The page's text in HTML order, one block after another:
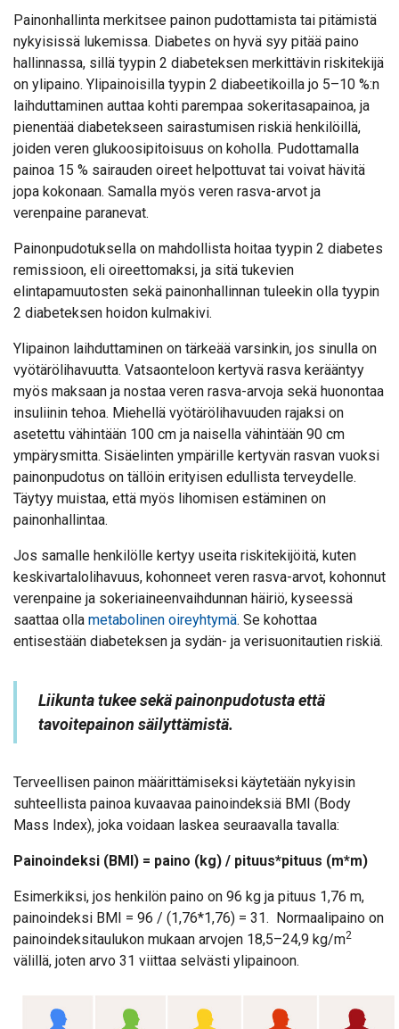
Painonhallinta merkitsee painon pudottamista tai pitämistä
nykyisissä lukemissa. Diabetes on hyvä syy pitää paino
hallinnassa, sillä tyypin 2 diabeteksen merkittävin riskitekijä
on ylipaino. Ylipainoisilla tyypin 2 diabeetikoilla jo 5–10 %:n
laihduttaminen auttaa kohti parempaa sokeritasapainoa, ja
pienentää diabetekseen sairastumisen riskiä henkilöillä,
joiden veren glukoosipitoisuus on koholla. Pudottamalla
painoa 15 % sairauden oireet helpottuvat tai voivat hävitä
jopa kokonaan. Samalla myös veren rasva-arvot ja
verenpaine paranevat.
Painonpudotuksella on mahdollista hoitaa tyypin 2 diabetes
remissioon, eli oireettomaksi, ja sitä tukevien
elintapamuutosten sekä painonhallinnan tuleekin olla tyypin
2 diabeteksen hoidon kulmakivi.
Ylipainon laihduttaminen on tärkeää varsinkin, jos sinulla on
vyötärölihavuutta. Vatsaonteloon kertyvä rasva kerääntyy
myös maksaan ja nostaa veren rasva-arvoja sekä huonontaa
insuliinin tehoa. Miehellä vyötärölihavuuden rajaksi on
asetettu vähintään 100 cm ja naisella vähintään 90 cm
ympärysmitta. Sisäelinten ympärille kertyvän rasvan vuoksi
painonpudotus on tällöin erityisen edullista terveydelle.
Täytyy muistaa, että myös lihomisen estäminen on
painonhallintaa.
Jos samalle henkilölle kertyy useita riskitekijöitä, kuten
keskivartalolihavuus, kohonneet veren rasva-arvot, kohonnut
verenpaine ja sokeriaineenvaihdunnan häiriö, kyseessä
saattaa olla metabolinen oireyhtymä. Se kohottaa
entisestään diabeteksen ja sydän- ja verisuonitautien riskiä.
Liikunta tukee sekä painonpudotusta että
tavoitepainon säilyttämistä.
Terveellisen painon määrittämiseksi käytetään nykyisin
suhteellista painoa kuvaavaa painoindeksiä BMI (Body
Mass Index), joka voidaan laskea seuraavalla tavalla:
Painoindeksi (BMI) = paino (kg) / pituus*pituus (m*m)
Esimerkiksi, jos henkilön paino on 96 kg ja pituus 1,76 m,
painoindeksi BMI = 96 / (1,76*1,76) = 31. Normaalipaino on
painoindeksitaulukon mukaan arvojen 18,5–24,9 kg/m2
välillä, joten arvo 31 viittaa selvästi ylipainoon.